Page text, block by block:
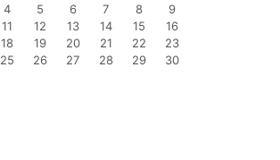
4 5 6 7 8
9
11 12 13 14 15
16
18 19 20 21 22
23
25 26 27 28 29
30